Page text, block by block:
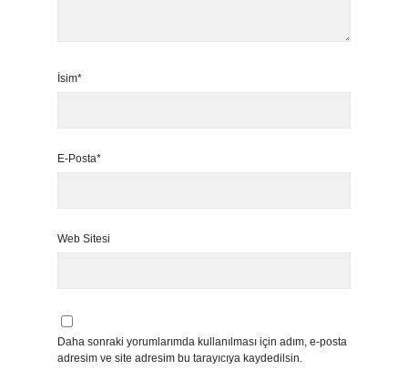
İsim*
E-Posta*
Web Sitesi
Daha sonraki yorumlarımda kullanılması için adım, e-posta
adresim ve site adresim bu tarayıcıya kaydedilsin.